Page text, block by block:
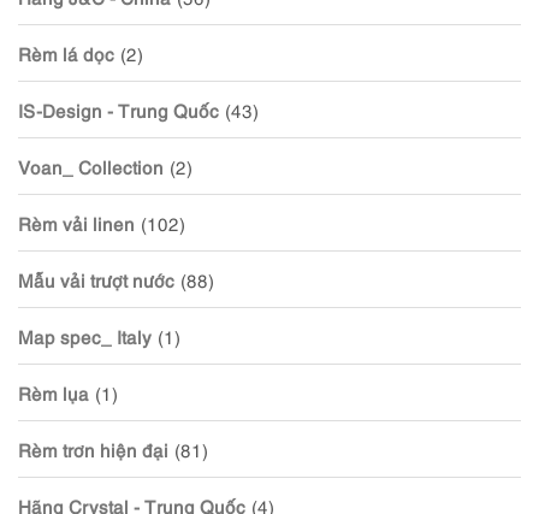
Rèm lá dọc (2)
IS-Design - Trung Quốc (43)
Voan_ Collection (2)
Rèm vải linen (102)
Mẫu vải trượt nước (88)
Map spec_ Italy (1)
Rèm lụa (1)
Rèm trơn hiện đại (81)
Hãng Crystal - Trung Quốc (4)